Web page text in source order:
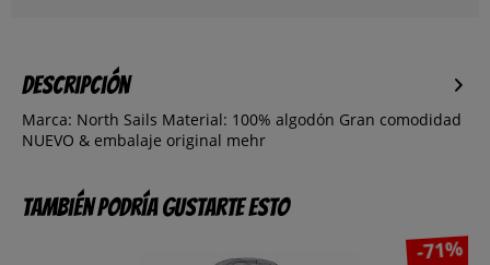
Descripción
Marca: North Sails Material: 100% algodón Gran comodidad
NUEVO & embalaje original mehr
También podría gustarte esto
-71%